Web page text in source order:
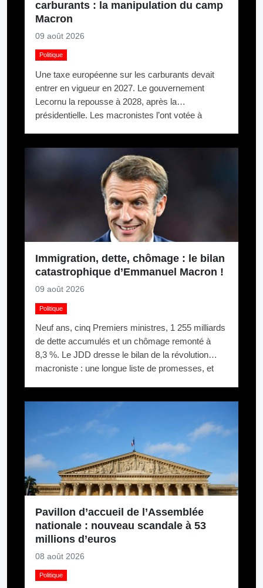
carburants : la manipulation du camp
Macron
09 août 2026
Politique
Une taxe européenne sur les carburants devait
entrer en vigueur en 2027. Le gouvernement
Lecornu la repousse à 2028, après la
présidentielle. Les macronistes l’ont votée à
Immigration, dette, chômage : le bilan
catastrophique d’Emmanuel Macron !
09 août 2026
Politique
Neuf ans, cinq Premiers ministres, 1 255 milliards
de dette accumulés et un chômage remonté à
8,3 %. Le JDD dresse le bilan de la révolution
macroniste : une longue liste de promesses, et
Pavillon d’accueil de l’Assemblée
nationale : nouveau scandale à 53
millions d’euros
08 août 2026
Politique